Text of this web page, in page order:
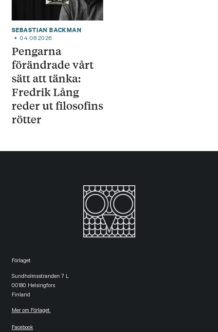
SEBASTIAN BACKMAN
04.08.2026
Pengarna
förändrade vårt
sätt att tänka:
Fredrik Lång
reder ut filosofins
rötter
Förlaget
Sundholmsstranden 7 L
00180 Helsingfors
Finland
Mer om Förlaget.
Facebook